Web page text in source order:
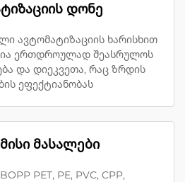
დონე
ავტომატიზაციის ხარისხით
ერთდროულად შეასრულოს
და დიეკვეთა, რაც ზრდის
ეფექტიანობას
მასალები
PET, PE, PVC, CPP,